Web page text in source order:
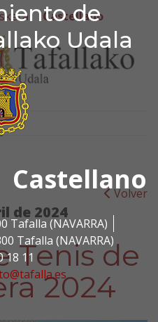
de
Udala
Castellano
Tafalla (NAVARRA)
Tafalla (NAVARRA)
18 11
de
Castellano
Volver
de 2024
Tenis de
2024